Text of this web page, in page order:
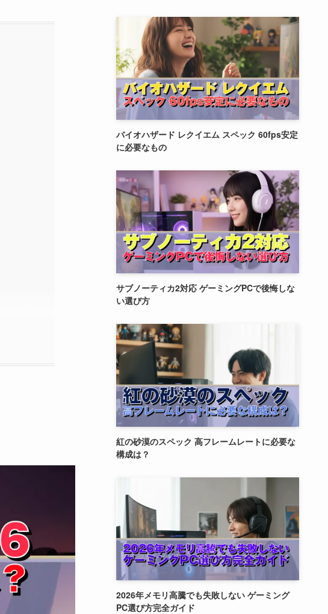
バイオハザード レクイエム スペック 60fps安定
に必要なもの
サブノーティカ2対応 ゲーミングPCで後悔しな
い選び方
紅の砂漠のスペック 高フレームレートに必要な
構成は？
2026年メモリ高騰でも失敗しない ゲーミング
PC選び方完全ガイド